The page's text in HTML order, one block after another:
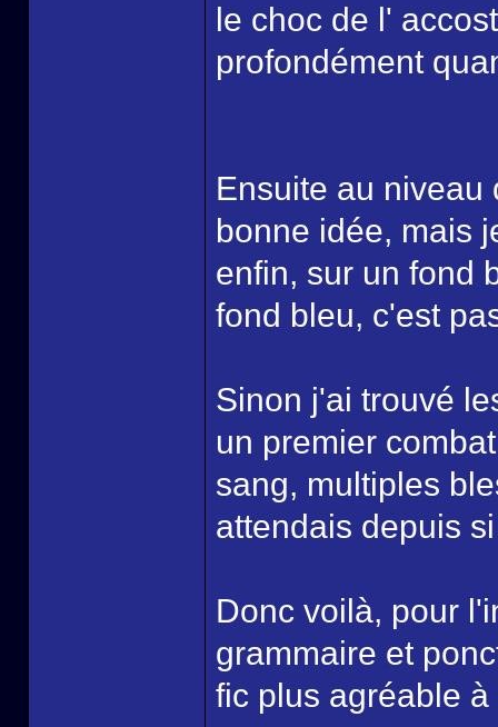
le choc de l'
profondément
Ensuite au niveau
bonne idée, mais
enfin, sur un fond
fond bleu, c'est
Sinon j'ai trouvé
un premier
sang, multiples
attendais depuis
Donc voilà, pour
grammaire et
fic plus agréable